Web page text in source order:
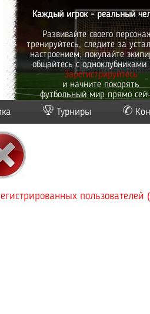
Каждый игрок - реальный
Развивайте своего
тренируйтесь, следите за
настроением, покупайте
общайтесь с
Зарегистрируйтесь
и начните покорять
футбольный мир прямо
Турниры
пользователей (